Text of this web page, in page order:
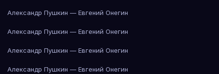
Александр Пушкин — Евгений Онегин
Александр Пушкин — Евгений Онегин
Александр Пушкин — Евгений Онегин
Александр Пушкин — Евгений Онегин